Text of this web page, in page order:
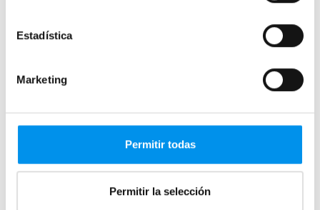
Estadística
Marketing
Permitir todas
Permitir la selección
Mamparas de colores
Mamparas de ducha perfilería negra
Mamparas de perfilería oro rosa
Mamparas de perfilería dorada